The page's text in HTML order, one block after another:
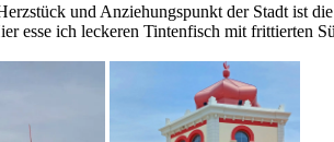
und Anziehungspunkt der Stadt ist
esse ich leckeren Tintenfisch mit frittierten